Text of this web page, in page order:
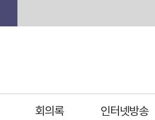
회의록 인터넷방송